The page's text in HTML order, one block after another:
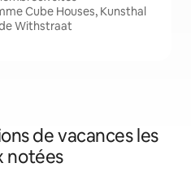
Cube Houses, Kunsthal
Withstraat
de vacances les
notées